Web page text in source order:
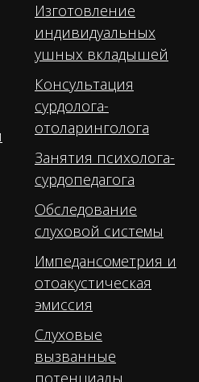
Изготовление
индивидуальных
ушных вкладышей
Консультация
сурдолога-
отоларинголога
Занятия психолога-
сурдопедагога
Обследование
слуховой системы
Импедансометрия и
отоакустическая
эмиссия
Слуховые
вызванные